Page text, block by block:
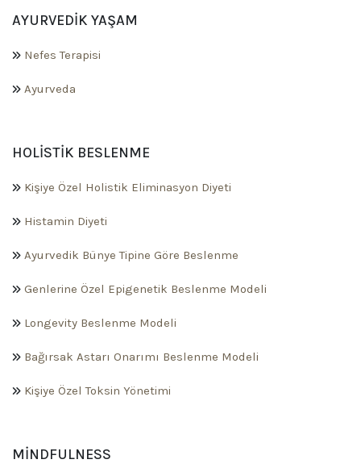
AYURVEDIK YAŞAM
Nefes Terapisi
Ayurveda
HOLISTIK BESLENME
Kişiye Özel Holistik Eliminasyon Diyeti
Histamin Diyeti
Ayurvedik Bünye Tipine Göre Beslenme
Genlerine Özel Epigenetik Beslenme Modeli
Longevity Beslenme Modeli
Bağırsak Astarı Onarımı Beslenme Modeli
Kişiye Özel Toksin Yönetimi
MINDFULNESS